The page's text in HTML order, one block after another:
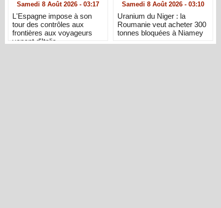
Samedi 8 Août 2026 - 03:17
L'Espagne impose à son
tour des contrôles aux
frontières aux voyageurs
venant d'Italie
Samedi 8 Août 2026 - 03:10
Uranium du Niger : la
Roumanie veut acheter 300
tonnes bloquées à Niamey